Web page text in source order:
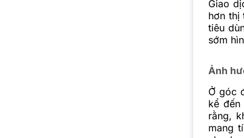
Giao
hơn thị
tiêu
sớm
Ảnh
Ở góc
kể đến
rằng,
mang